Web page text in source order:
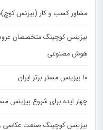
مشاور کسب و کار (بیزنس
بیزینس کوچینگ متخصصان
هوش مصنوعی
۱۰ بیزینس مستر برتر ایران
چهار ایده برای شروع بیزینس
بیزینس کوچینگ صنعت عکاسی و